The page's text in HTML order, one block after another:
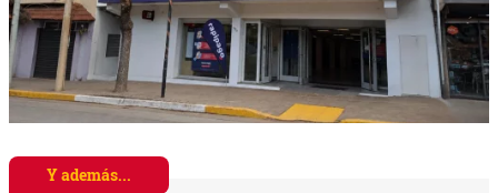
Y además...